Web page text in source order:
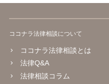
ココナラ法律相談について
ココナラ法律相談とは
法律Q&A
法律相談コラム